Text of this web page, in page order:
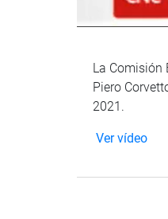
La Comisión
Piero
2021.
Ver vídeo